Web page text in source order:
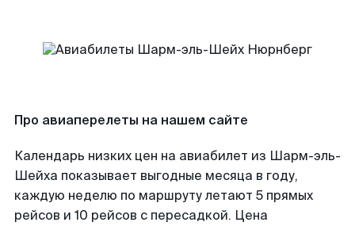
Про авиаперелеты на нашем сайте
Календарь низких цен на авиабилет из Шарм-эль-
Шейха показывает выгодные месяца в году,
каждую неделю по маршруту летают 5 прямых
рейсов и 10 рейсов с пересадкой. Цена